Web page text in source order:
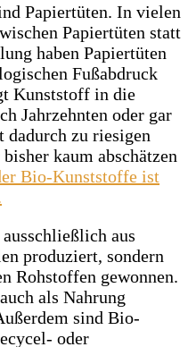
Papiertüten. In vielen
Papiertüten statt
haben Papiertüten
Fußabdruck
Kunststoff in die
Jahrzehnten oder gar
dadurch zu riesigen
kaum abschätzen
Bio-Kunststoffe ist
aus
produziert, sondern
Rohstoffen gewonnen.
als Nahrung
sind Bio-
oder